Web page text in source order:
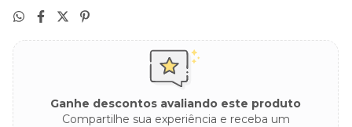
Ganhe descontos avaliando este produto
Compartilhe sua experiência e receba um